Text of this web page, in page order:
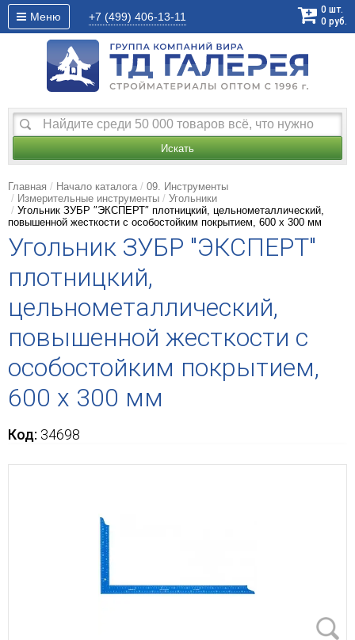
Меню +7 (499) 406-13-11
0 шт.
0 руб.
Искать
Главная Начало каталога
09. Инструменты
Измерительные инструменты
Угольники
Угольник ЗУБР ″ЭКСПЕРТ″ плотницкий, цельнометаллический,
повышенной жесткости с особостойким покрытием, 600 х 300 мм
Угольник ЗУБР ″ЭКСПЕРТ″
плотницкий,
цельнометаллический,
повышенной жесткости с
особостойким покрытием,
600 х 300 мм
Код: 34698